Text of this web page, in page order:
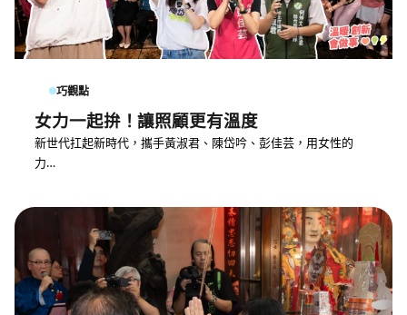
巧觀點
女力一起拚！讓照顧更有溫度
新世代扛起新時代，攜手黃淑君、陳岱吟、彭佳芸，用女性的
力…